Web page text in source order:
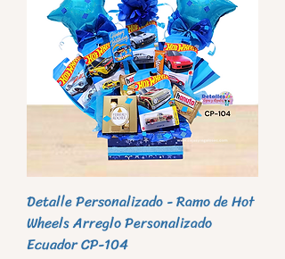
Detalle Personalizado - Ramo de Hot
Wheels Arreglo Personalizado
Ecuador CP-104